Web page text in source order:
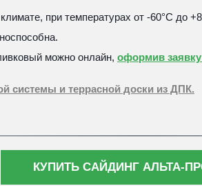
при температурах от -60°С до
можно онлайн, оформив
системы и террасной доски из ДПК.
КУПИТЬ САЙДИНГ АЛЬТА-